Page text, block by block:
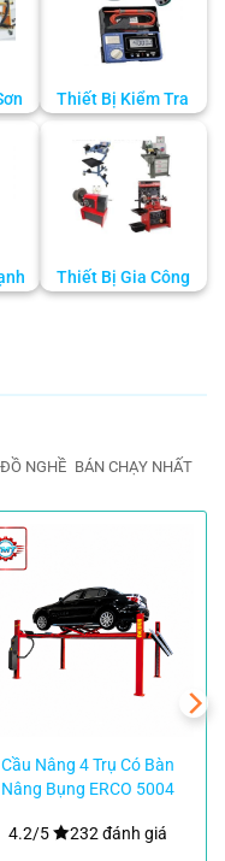
Thiết Bị Kiểm Tra
Thiết Bị Gia Công
NGHỀ BÁN CHẠY NHẤT
Cầu Nâng 4 Trụ Có Bàn
Nâng Bụng ERCO 5004
4.2/5
232 đánh giá